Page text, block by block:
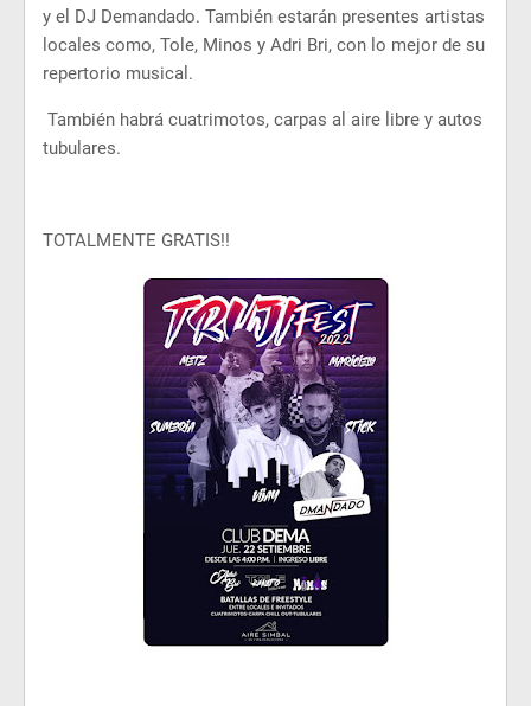
y el DJ Demandado. También estarán presentes artistas
locales como, Tole, Minos y Adri Bri, con lo mejor de su
repertorio musical.
También habrá cuatrimotos, carpas al aire libre y autos
tubulares.
TOTALMENTE GRATIS!!